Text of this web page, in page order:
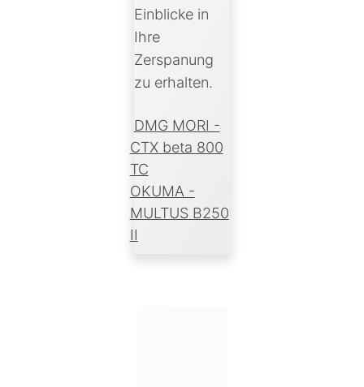
Einblicke in
Ihre
Zerspanung
zu erhalten.
DMG MORI -
CTX beta 800
TC
OKUMA -
MULTUS B250
II